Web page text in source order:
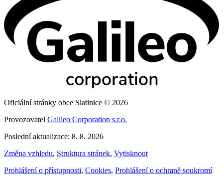
Oficiální stránky obce Slatinice © 2026
Provozovatel Galileo Corporation s.r.o.
Poslední aktualizace: 8. 8. 2026
Změna vzhledu, Struktura stránek, Vytisknout
Prohlášení o přístupnosti, Cookies, Prohlášení o ochraně soukromí